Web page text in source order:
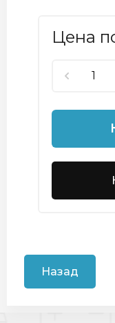
Цена
Назад